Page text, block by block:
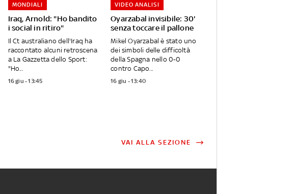
Iraq, Arnold: "Ho bandito
i social in ritiro"
MONDIALI
Il Ct australiano dell'Iraq ha
raccontato alcuni retroscena
a La Gazzetta dello Sport:
"Ho...
16 giu - 13:45
Oyarzabal invisibile: 30'
senza toccare il pallone
VIDEO ANALISI
Mikel Oyarzabal è stato uno
dei simboli delle difficoltà
della Spagna nello 0-0
contro Capo...
16 giu - 13:40
VAI ALLA SEZIONE